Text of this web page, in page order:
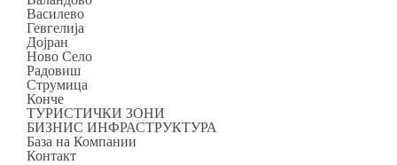
Василево
Гевгелија
Дојран
Ново Село
Радовиш
Струмица
Конче
ТУРИСТИЧКИ ЗОНИ
БИЗНИС ИНФРАСТРУКТУРА
База на Компании
Контакт